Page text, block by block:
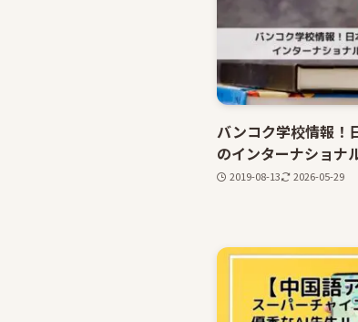
バンコク学校情報！
のインターナショナ
2019-08-13 2026-05-29